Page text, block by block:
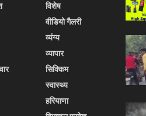
विशेष
वीडियो गैलरी
व्यंग्य
व्यापार
सिक्किम
स्वास्थ्य
हरियाणा